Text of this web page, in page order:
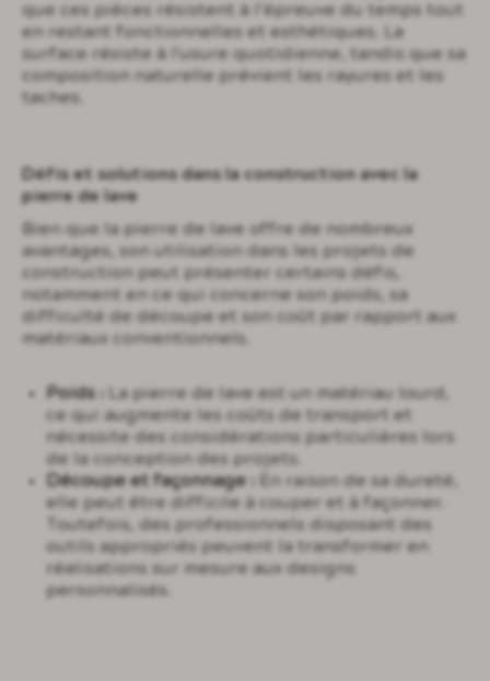
que ces pièces résistent à l’épreuve du temps tout
en restant fonctionnelles et esthétiques. La
surface résiste à l'usure quotidienne, tandis que sa
composition naturelle prévient les rayures et les
taches.
Défis et solutions dans la construction avec la
pierre de lave
Bien que la pierre de lave offre de nombreux
avantages, son utilisation dans les projets de
construction peut présenter certains défis,
notamment en ce qui concerne son poids, sa
difficulté de découpe et son coût par rapport aux
matériaux conventionnels.
Poids :
La pierre de lave est un matériau lourd,
ce qui augmente les coûts de transport et
nécessite des considérations particulières lors
de la conception des projets.
Découpe et façonnage :
En raison de sa dureté,
elle peut être difficile à couper et à façonner.
Toutefois, des professionnels disposant des
outils appropriés peuvent la transformer en
réalisations sur mesure aux designs
personnalisés.